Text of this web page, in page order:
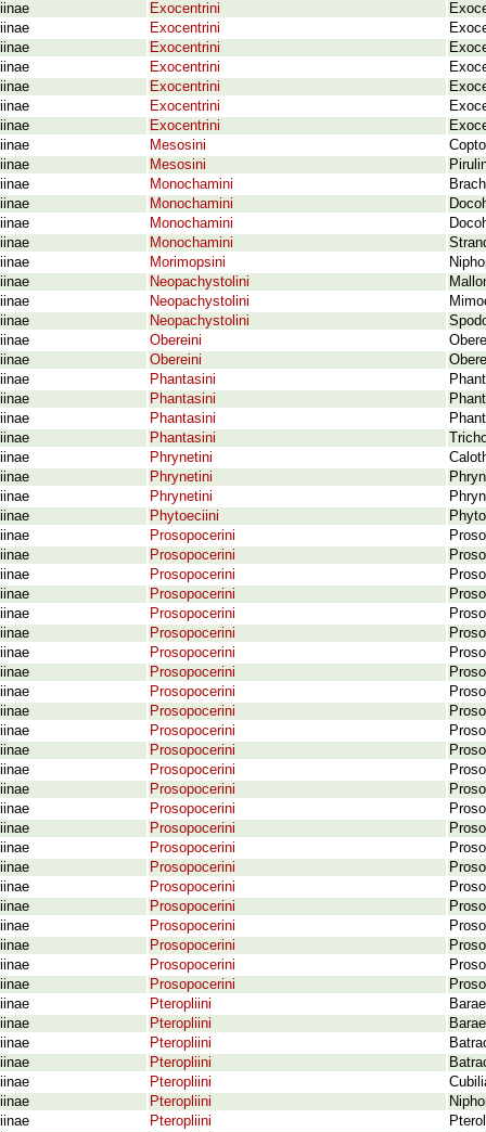
Exocentrini
Exocentrini
Exocentrini
Exocentrini
Exocentrini
Exocentrini
Exocentrini
Mesosini
Mesosini
Monochamini
Monochamini
Monochamini
Monochamini
Morimopsini
Neopachystolini
Neopachystolini
Neopachystolini
Obereini
Obereini
Phantasini
Phantasini
Phantasini
Phantasini
Phrynetini
Phrynetini
Phrynetini
Phytoeciini
Prosopocerini
Prosopocerini
Prosopocerini
Prosopocerini
Prosopocerini
Prosopocerini
Prosopocerini
Prosopocerini
Prosopocerini
Prosopocerini
Prosopocerini
Prosopocerini
Prosopocerini
Prosopocerini
Prosopocerini
Prosopocerini
Prosopocerini
Prosopocerini
Prosopocerini
Prosopocerini
Prosopocerini
Prosopocerini
Prosopocerini
Prosopocerini
Pteropliini
Pteropliini
Pteropliini
Pteropliini
Pteropliini
Pteropliini
Pteropliini